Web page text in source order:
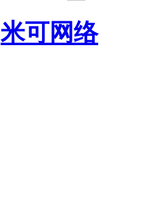
米可网络